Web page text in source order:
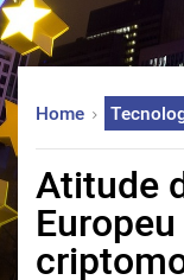
italiano
deutsch
中文
한국어
العربية
ไทย
Home
Atitude